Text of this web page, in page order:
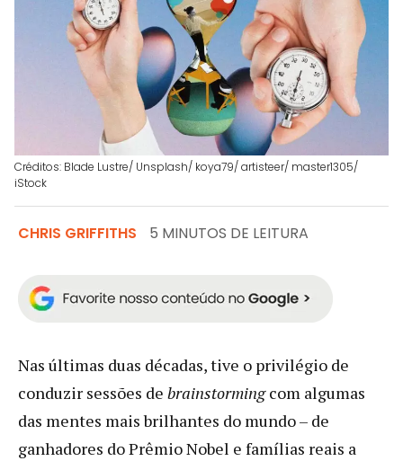
Créditos: Blade Lustre/ Unsplash/ koya79/ artisteer/ master1305/
iStock
CHRIS GRIFFITHS 5 MINUTOS DE LEITURA
Nas últimas duas décadas, tive o privilégio de
conduzir sessões de brainstormingcom algumas
das mentes mais brilhantes do mundo – de
ganhadores do Prêmio Nobel e famílias reais a